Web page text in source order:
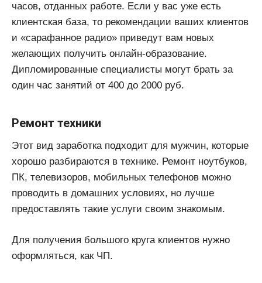
часов, отданных работе. Если у вас уже есть
клиентская база, то рекомендации ваших клиентов
и «сарафанное радио» приведут вам новых
желающих получить онлайн-образование.
Дипломированные специалисты могут брать за
один час занятий от 400 до 2000 руб.
Ремонт техники
Этот вид заработка подходит для мужчин, которые
хорошо разбираются в технике. Ремонт ноутбуков,
ПК, телевизоров, мобильных телефонов можно
проводить в домашних условиях, но лучше
предоставлять такие услуги своим знакомым.
Для получения большого круга клиентов нужно
оформляться, как ЧП.